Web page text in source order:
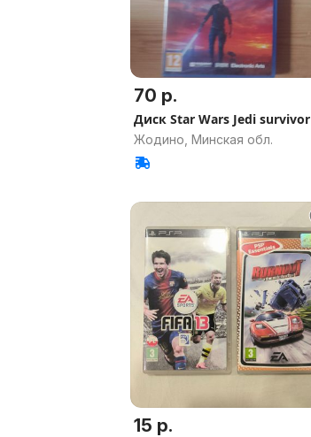
70 р.
Диск Star Wars Jedi survivor
Жодино, Минская обл.
15 р.